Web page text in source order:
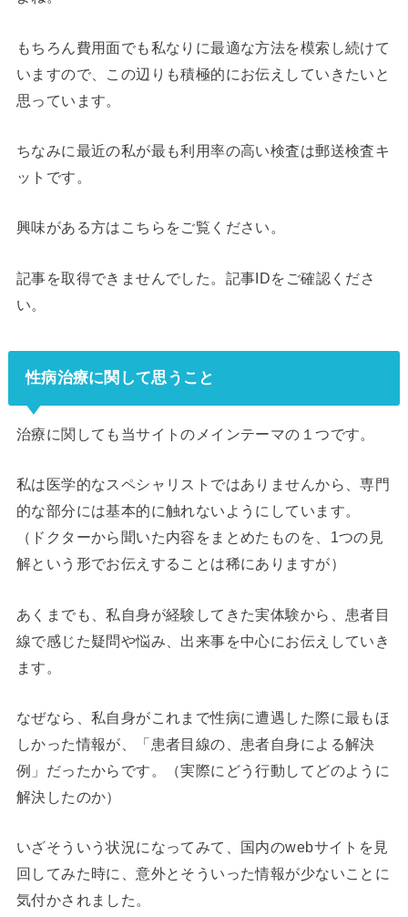
もちろん費用面でも私なりに最適な方法を模索し続けて
いますので、この辺りも積極的にお伝えしていきたいと
思っています。
ちなみに最近の私が最も利用率の高い検査は郵送検査キ
ットです。
興味がある方はこちらをご覧ください。
記事を取得できませんでした。記事IDをご確認くださ
い。
性病治療に関して思うこと
治療に関しても当サイトのメインテーマの１つです。
私は医学的なスペシャリストではありませんから、専門
的な部分には基本的に触れないようにしています。
（ドクターから聞いた内容をまとめたものを、1つの見
解という形でお伝えすることは稀にありますが）
あくまでも、私自身が経験してきた実体験から、患者目
線で感じた疑問や悩み、出来事を中心にお伝えしていき
ます。
なぜなら、私自身がこれまで性病に遭遇した際に最もほ
しかった情報が、「患者目線の、患者自身による解決
例」だったからです。（実際にどう行動してどのように
解決したのか）
いざそういう状況になってみて、国内のwebサイトを見
回してみた時に、意外とそういった情報が少ないことに
気付かされました。